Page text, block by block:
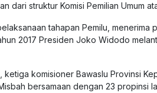
dari struktur Komisi Pemilian Umum
tahapan Pemilu,
2017 Presiden Joko Widodo
komisioner Bawaslu Provinsi
bersamaan dengan 23 propinsi